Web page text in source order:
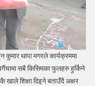
कुमार थापा मगरले कार्यक्रममा
सबै किसिमका फुलहरु हुर्किने
खाले शिक्षा दिइने बताउँदै अक्षर